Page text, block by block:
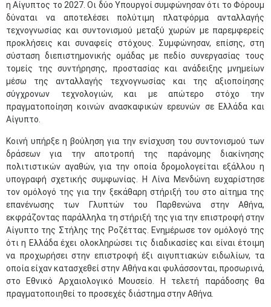
η Αίγυπτος το 2027. Οι δύο Υπουργοί συμφώνησαν ότι το Φόρουμ
δύναται να αποτελέσει πολύτιμη πλατφόρμα ανταλλαγής
τεχνογνωσίας και συντονισμού μεταξύ χωρών με παρεμφερείς
προκλήσεις και συναφείς στόχους. Συμφώνησαν, επίσης, στη
σύσταση διεπιστημονικής ομάδας με πεδίο συνεργασίας τους
τομείς της συντήρησης, προστασίας και ανάδειξης μνημείων
μέσω της ανταλλαγής τεχνογνωσίας και της αξιοποίησης
σύγχρονων τεχνολογιών, και με απώτερο στόχο την
πραγματοποίηση κοινών ανασκαφικών ερευνών σε Ελλάδα και
Αίγυπτο.
Κοινή υπήρξε η βούληση για την ενίσχυση του συντονισμού των
δράσεων για την αποτροπή της παράνομης διακίνησης
πολιτιστικών αγαθών, για την οποία δρομολογείται εξάλλου η
υπογραφή σχετικής συμφωνίας. Η Λίνα Μενδώνη ευχαρίστησε
τον ομόλογό της για την ξεκάθαρη στήριξή του στο αίτημα της
επανένωσης των Γλυπτών του Παρθενώνα στην Αθήνα,
εκφράζοντας παράλληλα τη στήριξή της για την επιστροφή στην
Αίγυπτο της Στήλης της Ροζέττας. Ενημέρωσε τον ομόλογό της
ότι η Ελλάδα έχει ολοκληρώσει τις διαδικασίες και είναι έτοιμη
να προχωρήσει στην επιστροφή έξι αιγυπτιακών ειδωλίων, τα
οποία είχαν κατασχεθεί στην Αθήνα και φυλάσσονται, προσωρινά,
στο Εθνικό Αρχαιολογικό Μουσείο. Η τελετή παράδοσης θα
πραγματοποιηθεί το προσεχές διάστημα στην Αθήνα.